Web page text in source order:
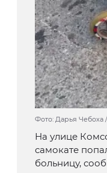
Фото: Дарья Чебоха
На улице
самокате
больницу,